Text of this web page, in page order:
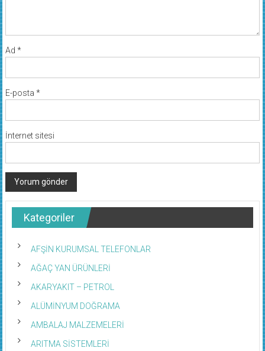
Ad *
E-posta *
İnternet sitesi
Kategoriler
AFŞİN KURUMSAL TELEFONLAR
AĞAÇ YAN ÜRÜNLERİ
AKARYAKIT – PETROL
ALÜMİNYUM DOĞRAMA
AMBALAJ MALZEMELERİ
ARITMA SİSTEMLERİ